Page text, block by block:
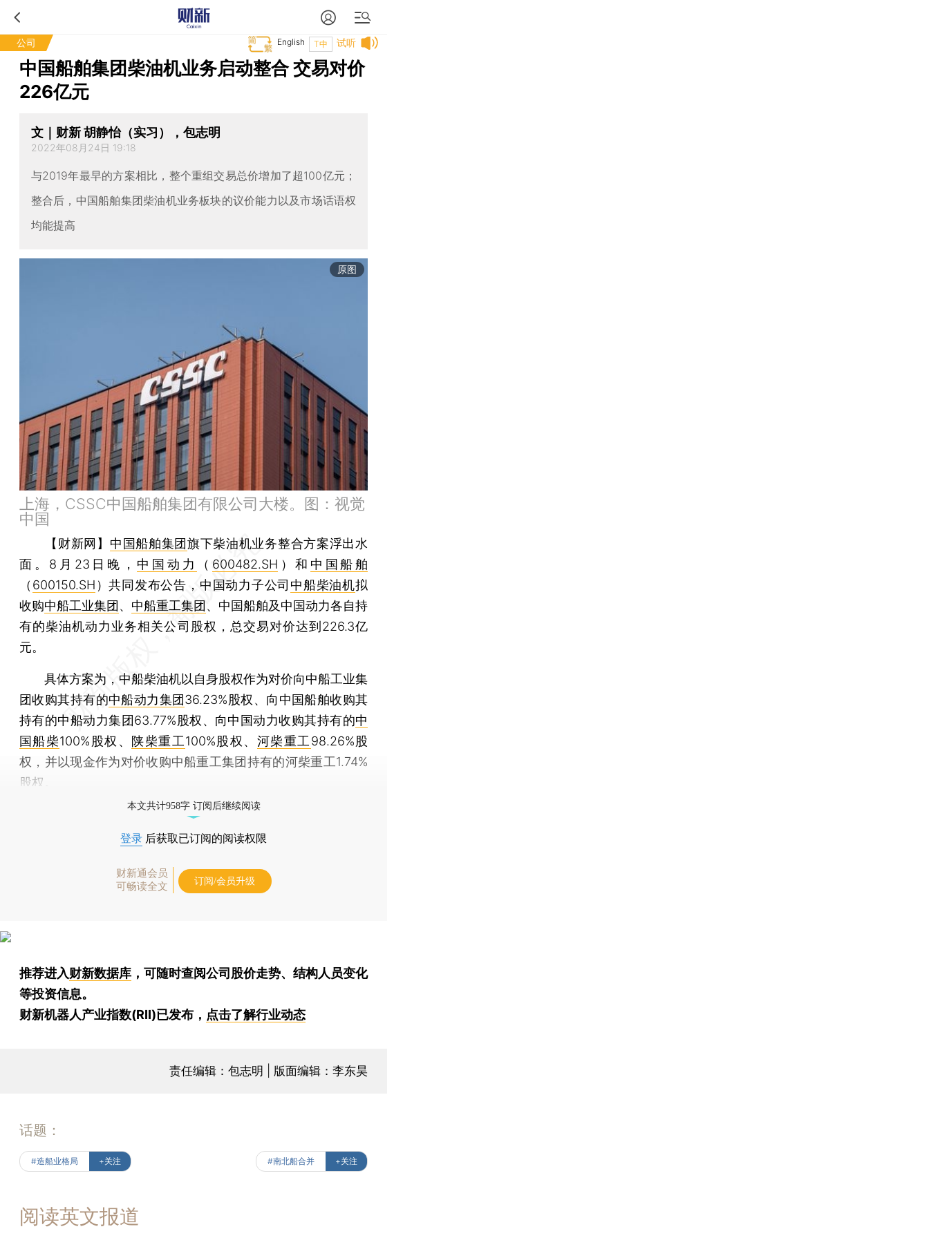
公司 试听
T中
English
中国船舶集团柴油机业务启动整合 交易对价
226亿元
文｜财新 胡静怡（实习），包志明
2022年08月24日 19:18
与2019年最早的方案相比，整个重组交易总价增加了超100亿元；
整合后，中国船舶集团柴油机业务板块的议价能力以及市场话语权
均能提高
原图
上海，CSSC中国船舶集团有限公司大楼。图：视觉
中国
【财新网】 中国船舶集团旗下柴油机业务整合方案浮出水
面。8月23日晚， 中国动力 （ 600482.SH ）和 中国船舶
（ 600150.SH ）共同发布公告，中国动力子公司 中船柴油机拟
收购中船工业集团、 中船重工集团、中国船舶及中国动力各自持
有的柴油机动力业务相关公司股权，总交易对价达到226.3亿
元。
具体方案为，中船柴油机以自身股权作为对价向中船工业集
团收购其持有的中船动力集团36.23%股权、向中国船舶收购其
持有的中船动力集团63.77%股权、向中国动力收购其持有的中
国船柴100%股权、 陕柴重工100%股权、 河柴重工 98.26%股
权，并以现金作为对价收购中船重工集团持有的河柴重工1.74%
股权。
本文共计958字 订阅后继续阅读
登录 后获取已订阅的阅读权限
财新通会员
可畅读全文
订阅/会员升级
推荐进入财新数据库 ，可随时查阅公司股价走势、结构人员变化
等投资信息。
财新机器人产业指数(RII)已发布， 点击了解行业动态
责任编辑：包志明 | 版面编辑：李东昊
话题：
#造船业格局 +关注 #南北船合并 +关注
阅读英文报道